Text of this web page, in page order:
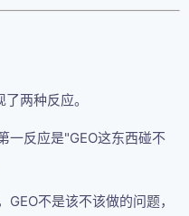
两种反应。
一反应是"GEO这东西碰不
不是该不该做的问题，